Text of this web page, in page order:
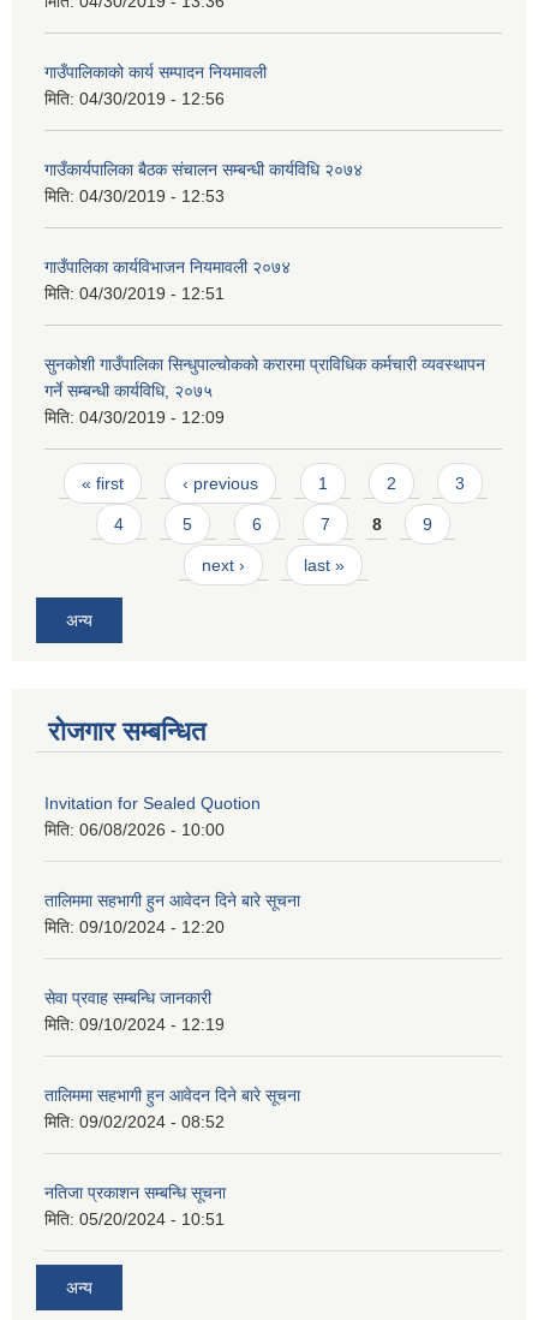
गाउँपालिकाको कार्य सम्पादन नियमावली
मिति: 04/30/2019 - 12:56
गाउँकार्यपालिका बैठक संचालन सम्बन्धी कार्यविधि २०७४
मिति: 04/30/2019 - 12:53
गाउँपालिका कार्यविभाजन नियमावली २०७४
मिति: 04/30/2019 - 12:51
सुनकोशी गाउँपालिका सिन्धुपाल्चोकको करारमा प्राविधिक कर्मचारी व्यवस्थापन
गर्ने सम्बन्धी कार्यविधि, २०७५
मिति: 04/30/2019 - 12:09
Pages
« first ‹ previous 1 2 3
4 5 6 7 8 9
next › last »
अन्य
रोजगार सम्बन्धित
Invitation for Sealed Quotion
मिति: 06/08/2026 - 10:00
तालिममा सहभागी हुन आवेदन दिने बारे सूचना
मिति: 09/10/2024 - 12:20
सेवा प्रवाह सम्बन्धि जानकारी
मिति: 09/10/2024 - 12:19
तालिममा सहभागी हुन आवेदन दिने बारे सूचना
मिति: 09/02/2024 - 08:52
नतिजा प्रकाशन सम्बन्धि सूचना
मिति: 05/20/2024 - 10:51
अन्य